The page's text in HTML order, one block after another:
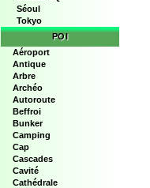
Séoul
Tokyo
POI
Aéroport
Antique
Arbre
Archéo
Autoroute
Beffroi
Bunker
Camping
Cap
Cascades
Cavité
Cathédrale